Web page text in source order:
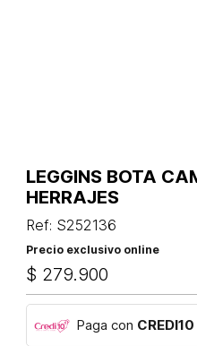
LEGGINS BOTA
HERRAJES
Ref: S252136
Precio exclusivo online
$ 279.900
Paga con CREDI10